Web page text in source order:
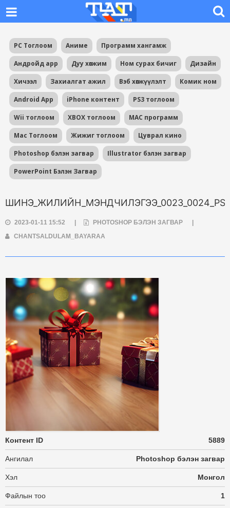
PC Тоглоом Аниме Программ хангамж
Андройд app Дуу хөгжим Ном сурах бичиг Дизайн
Хичээл Захиалгат ажил Вэб хөгжүүлэлт Комик ном
Android App iPhone контент PS3 тоглоом
Wii тоглоом XBOX тоглоом MAC программ
Mac Тоглоом Жижиг тоглоом Цуврал кино
Photoshop бэлэн загвар Illustrator бэлэн загвар
PowerPoint Бэлэн Загвар
2023-01-11 15:52 PHOTOSHOP БЭЛЭН ЗАГВАР
CHANTSALDULAM_BAYARAA
Контент ID 5889
Ангилал Photoshop бэлэн загвар
Хэл Монгол
Файлын тоо 1